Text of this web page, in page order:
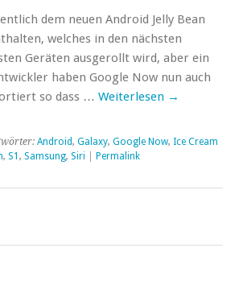
dem neuen Android Jelly Bean
welches in den nächsten
Geräten ausgerollt wird, aber ein
haben Google Now nun auch
so dass … Weiterlesen →
Android, Galaxy, Google Now, Ice Cream
, S1 , Samsung, Siri Permalink